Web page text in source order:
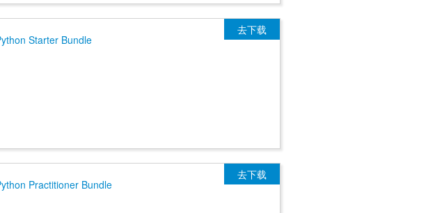
Starter Bundle
去下载
Practitioner Bundle
去下载